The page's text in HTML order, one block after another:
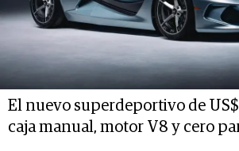
El nuevo superdeportivo de
caja manual, motor V8 y cero